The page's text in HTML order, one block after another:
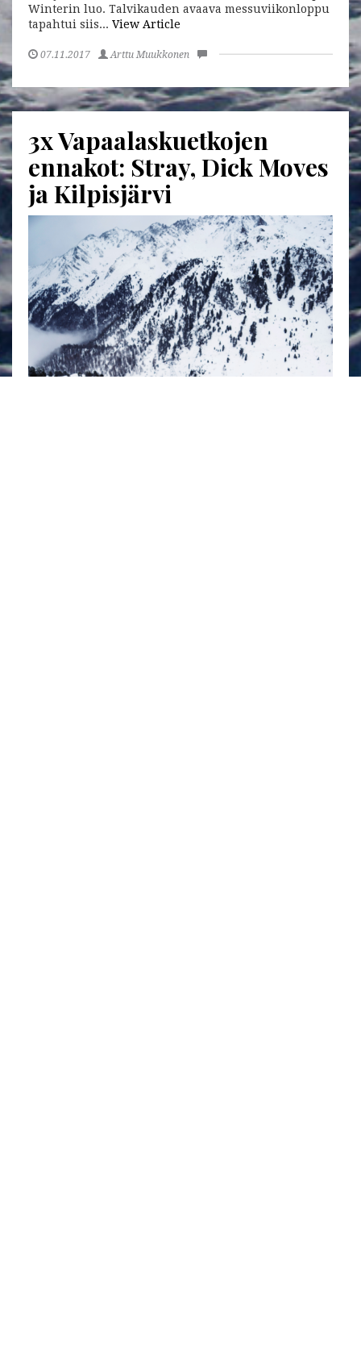
Winterin luo. Talvikauden avaava messuviikonloppu
tapahtui siis... View Article
07.11.2017 Arttu Muukkonen
3x Vapaalaskuetkojen
ennakot: Stray, Dick Moves
ja Kilpisjärvi